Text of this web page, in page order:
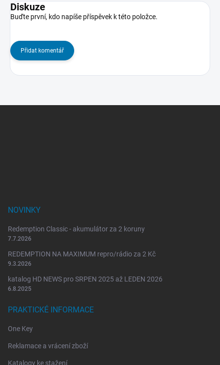
Diskuze
Buďte první, kdo napíše příspěvek k této položce.
Přidat komentář
NOVINKY
Redemption Classic - akumulátor za 2 koruny
7.7.2026
REDEMPTION NA MAXIMUM repro/rádio za 2 Kč
9.3.2026
katalog HD NEWS pro SRPEN 2025 až LEDEN 2026
6.8.2025
PRAKTICKÉ INFORMACE
One Key
Reklamace a vrácení zboží
Katalogy ke stažení